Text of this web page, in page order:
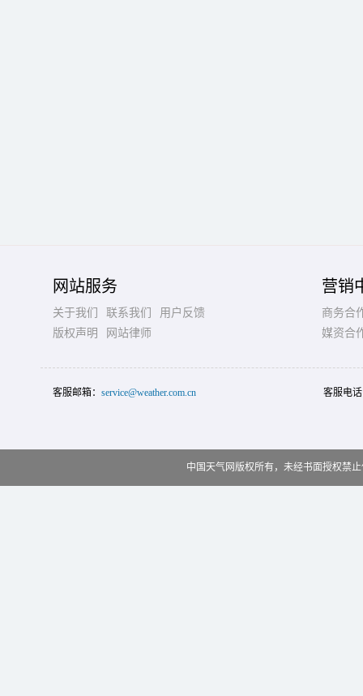
网站服务
关于我们 联系我们
用户反馈
版权声明
网站律师
营销
商务合
媒资合
客服邮箱： service@weather.com.cn 客服电
中国天气网版权所有，未经书面授权